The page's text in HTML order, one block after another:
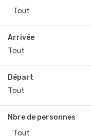
Tout
Arrivée
Départ
Nbre de personnes
Tout